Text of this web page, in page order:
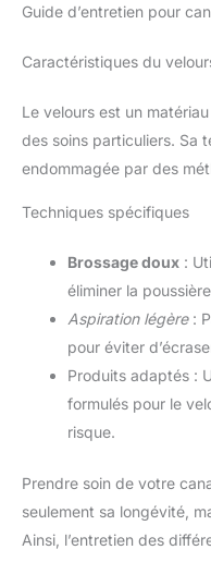
Guide d’entretien pour
Caractéristiques du
Le velours est un
des soins particuliers. Sa
endommagée par des
Techniques spécifiques
Brossage doux :
éliminer la
Aspiration légère:
pour éviter
Produits adaptés :
formulés pour le
risque.
Prendre soin de votre
seulement sa longévité,
Ainsi, l’entretien des